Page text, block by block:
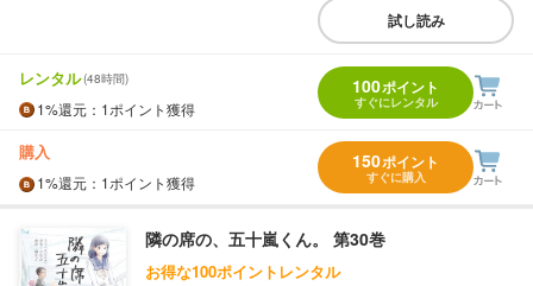
試し読み
レンタル(48時間)
1%還元 ：1ポイント獲得
100ポイント
すぐにレンタル
購入
1%還元 ：1ポイント獲得
150ポイント
すぐに購入
隣の席の、五十嵐くん。 第30巻
お得な100ポイントレンタル